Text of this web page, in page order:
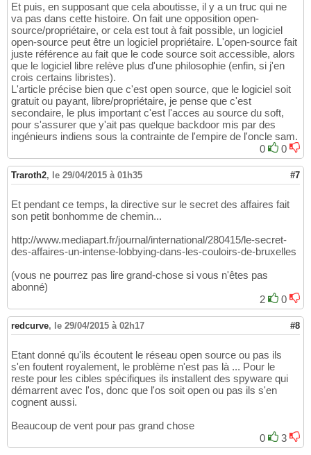
Et puis, en supposant que cela aboutisse, il y a un truc qui ne
va pas dans cette histoire. On fait une opposition open-
source/propriétaire, or cela est tout à fait possible, un logiciel
open-source peut être un logiciel propriétaire. L'open-source fait
juste référence au fait que le code source soit accessible, alors
que le logiciel libre relève plus d'une philosophie (enfin, si j'en
crois certains libristes).
L'article précise bien que c'est open source, que le logiciel soit
gratuit ou payant, libre/propriétaire, je pense que c'est
secondaire, le plus important c'est l'acces au source du soft,
pour s'assurer que y'ait pas quelque backdoor mis par des
ingénieurs indiens sous la contrainte de l'empire de l'oncle sam.
0
0
Traroth2, le 29/04/2015 à 01h35 #7
Et pendant ce temps, la directive sur le secret des affaires fait
son petit bonhomme de chemin...
http://www.mediapart.fr/journal/international/280415/le-secret-
des-affaires-un-intense-lobbying-dans-les-couloirs-de-bruxelles
(vous ne pourrez pas lire grand-chose si vous n'êtes pas
abonné)
2
0
redcurve, le 29/04/2015 à 02h17 #8
Etant donné qu'ils écoutent le réseau open source ou pas ils
s'en foutent royalement, le problème n'est pas là ... Pour le
reste pour les cibles spécifiques ils installent des spyware qui
démarrent avec l'os, donc que l'os soit open ou pas ils s'en
cognent aussi.
Beaucoup de vent pour pas grand chose
0
3